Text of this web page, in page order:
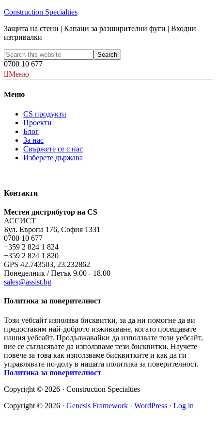
Construction Specialties
Защита на стени | Капаци за разширителни фуги | Входни
изтривалки
0700 10 677
Меню
Меню
CS продукти
Проекти
Блог
За нас
Свържете се с нас
Изберете държава
Контакти
Местен дистрибутор на CS
АССИСТ
Бул. Европа 176, София 1331
0700 10 677
+359 2 824 1 824
+359 2 824 1 820
GPS 42.743503, 23.232862
Понеделник / Петък 9.00 - 18.00
sales@assist.bg
Политика за поверителност
Този уебсайт използва бисквитки, за да ни помогне да ви
предоставим най-доброто изживяване, когато посещавате
нашия уебсайт. Продължавайки да използвате този уебсайт,
вие се съгласявате да използваме тези бисквитки. Научете
повече за това как използваме бисквитките и как да ги
управлявате по-долу в нашата политика за поверителност.
Политика за поверителност
Copyright © 2026 · Construction Specialties
Copyright © 2026 · Genesis Framework · WordPress · Log in